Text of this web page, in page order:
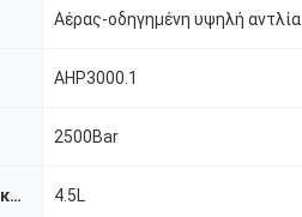
Αέρας-οδηγημένη υψηλή αντλία
AHP3000.1
2500Bar
Ικανότητα δεξαμενών καυσίμων 4.5L